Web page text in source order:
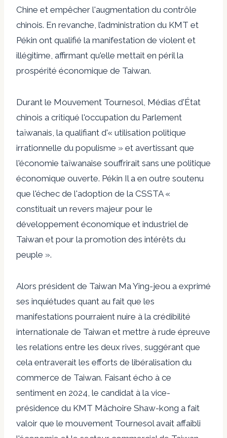
Chine et empêcher l'augmentation du contrôle
chinois. En revanche, l’administration du KMT et
Pékin ont qualifié la manifestation de violent et
illégitime, affirmant qu'elle mettait en péril la
prospérité économique de Taiwan.
Durant le Mouvement Tournesol, Médias d'État
chinois a critiqué l'occupation du Parlement
taïwanais, la qualifiant d'« utilisation politique
irrationnelle du populisme » et avertissant que
l'économie taïwanaise souffrirait sans une politique
économique ouverte. Pékin Il a en outre soutenu
que l'échec de l'adoption de la CSSTA «
constituait un revers majeur pour le
développement économique et industriel de
Taiwan et pour la promotion des intérêts du
peuple ».
Alors président de Taiwan Ma Ying-jeou a exprimé
ses inquiétudes quant au fait que les
manifestations pourraient nuire à la crédibilité
internationale de Taiwan et mettre à rude épreuve
les relations entre les deux rives, suggérant que
cela entraverait les efforts de libéralisation du
commerce de Taiwan. Faisant écho à ce
sentiment en 2024, le candidat à la vice-
présidence du KMT Mâchoire Shaw-kong a fait
valoir que le mouvement Tournesol avait affaibli